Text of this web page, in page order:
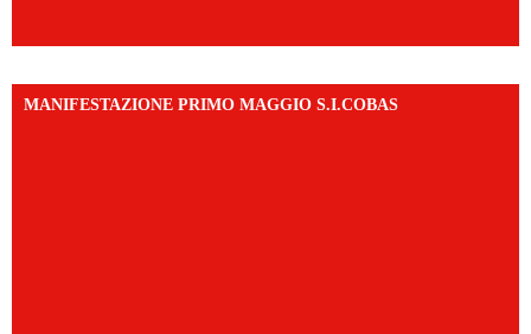
MANIFESTAZIONE PRIMO MAGGIO S.I.COBAS